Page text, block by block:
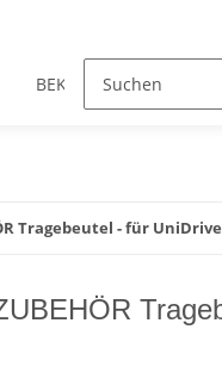
BEKLEIDUNG
Tragebeutel - für